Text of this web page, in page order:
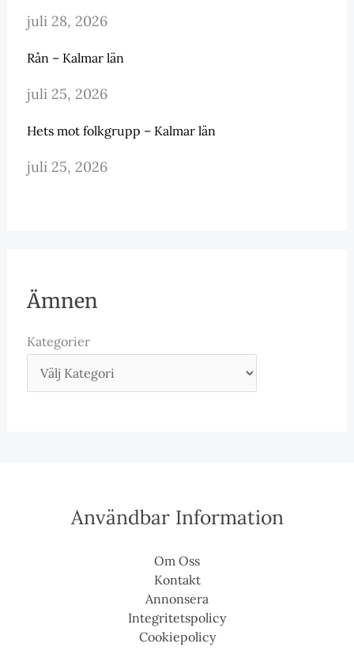
juli 28, 2026
Rån – Kalmar län
juli 25, 2026
Hets mot folkgrupp – Kalmar län
juli 25, 2026
Ämnen
Kategorier
Användbar Information
Om Oss
Kontakt
Annonsera
Integritetspolicy
Cookiepolicy